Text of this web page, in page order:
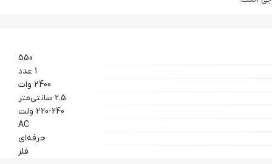
550
1 عدد
2400 وات
2.5 سانتی‌متر
220-240 ولت
AC
حرفه‌ای
فلز